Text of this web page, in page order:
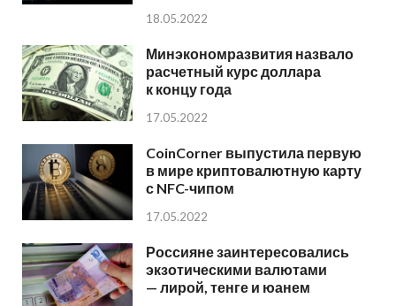
18.05.2022
Минэкономразвития назвало
расчетный курс доллара
к концу года
17.05.2022
CoinCorner выпустила первую
в мире криптовалютную карту
с NFC-чипом
17.05.2022
Россияне заинтересовались
экзотическими валютами
— лирой, тенге и юанем